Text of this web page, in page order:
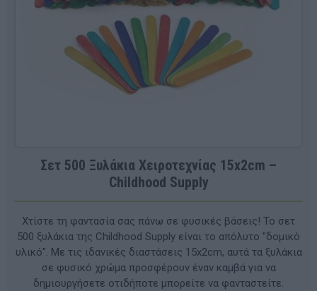
Σετ 500 Ξυλάκια Χειροτεχνίας 15x2cm –
Childhood Supply
Χτίστε τη φαντασία σας πάνω σε φυσικές βάσεις! Το σετ
500 ξυλάκια της Childhood Supply είναι το απόλυτο "δομικό
υλικό". Με τις ιδανικές διαστάσεις 15x2cm, αυτά τα ξυλάκια
σε φυσικό χρώμα προσφέρουν έναν καμβά για να
δημιουργήσετε οτιδήποτε μπορείτε να φανταστείτε.